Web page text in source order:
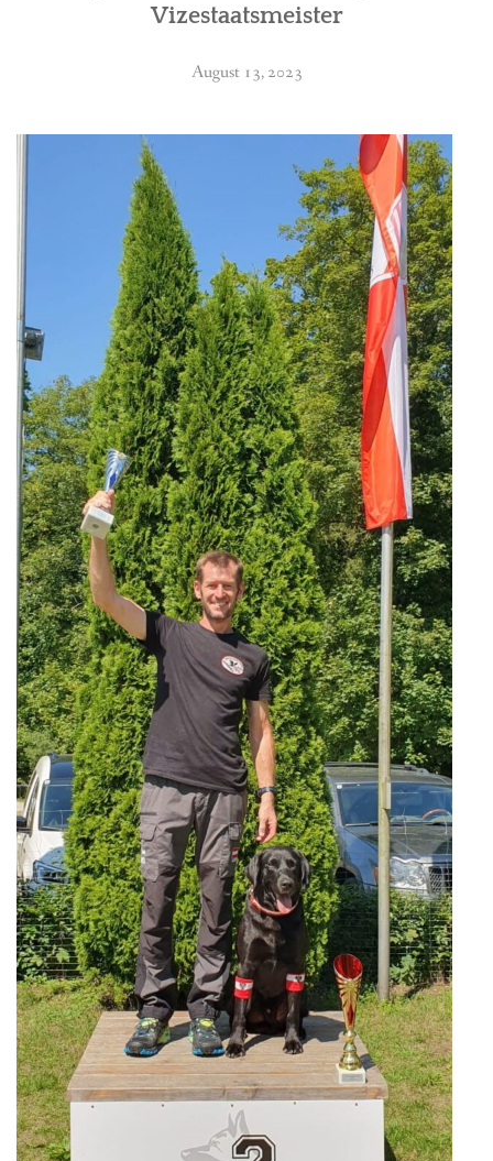
Vizestaatsmeister
August 13, 2023